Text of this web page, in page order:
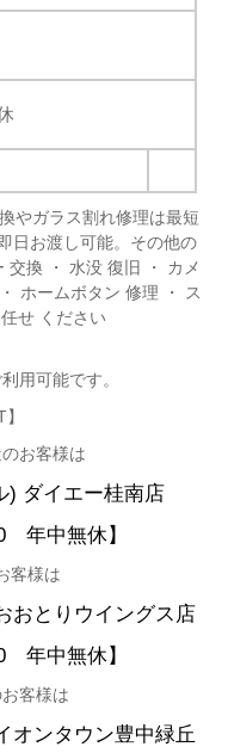
やガラス割れ修理は最短
日お渡し可能。その他の
交換 ・ 水没 復旧 ・ カメ
ホームボタン 修理 ・ ス
せ ください
用可能です。
お客様は
) ダイエー桂南店
年中無休】
客様は
おとりウイングス店
年中無休】
客様は
オンタウン豊中緑丘